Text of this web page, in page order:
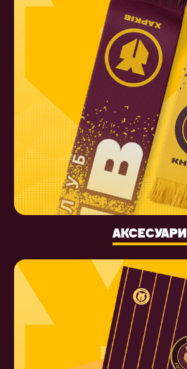
АКСЕСУАРИ